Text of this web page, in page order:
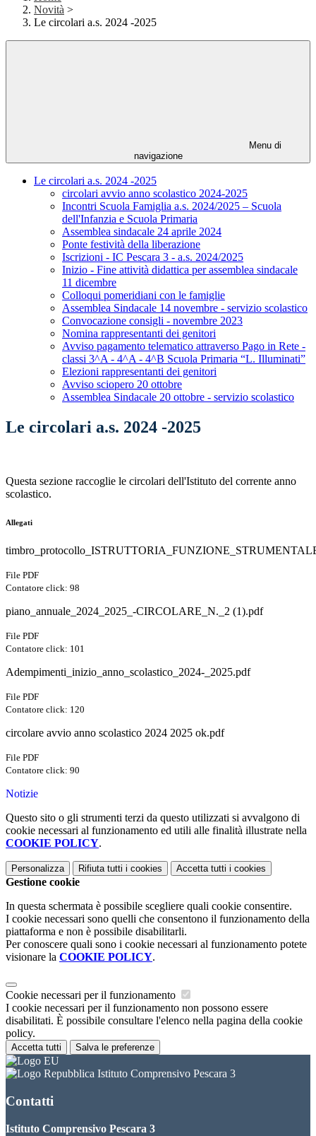
Novità >
Le circolari a.s. 2024 -2025
Menu di
navigazione
Le circolari a.s. 2024 -2025
circolari avvio anno scolastico 2024-2025
Incontri Scuola Famiglia a.s. 2024/2025 – Scuola
dell'Infanzia e Scuola Primaria
Assemblea sindacale 24 aprile 2024
Ponte festività della liberazione
Iscrizioni - IC Pescara 3 - a.s. 2024/2025
Inizio - Fine attività didattica per assemblea sindacale
11 dicembre
Colloqui pomeridiani con le famiglie
Assemblea Sindacale 14 novembre - servizio scolastico
Convocazione consigli - novembre 2023
Nomina rappresentanti dei genitori
Avviso pagamento telematico attraverso Pago in Rete -
classi 3^A - 4^A - 4^B Scuola Primaria “L. Illuminati”
Elezioni rappresentanti dei genitori
Avviso sciopero 20 ottobre
Assemblea Sindacale 20 ottobre - servizio scolastico
Le circolari a.s. 2024 -2025
Questa sezione raccoglie le circolari dell'Istituto del corrente anno
scolastico.
Allegati
File PDF
Contatore click: 98
piano_annuale_2024_2025_-CIRCOLARE_N._2 (1).pdf
File PDF
Contatore click: 101
Adempimenti_inizio_anno_scolastico_2024-_2025.pdf
File PDF
Contatore click: 120
circolare avvio anno scolastico 2024 2025 ok.pdf
File PDF
Contatore click: 90
Notizie
Questo sito o gli strumenti terzi da questo utilizzati si avvalgono di
cookie necessari al funzionamento ed utili alle finalità illustrate nella
COOKIE POLICY.
Personalizza Rifiuta tutti i cookies Accetta tutti i cookies
Gestione cookie
In questa schermata è possibile scegliere quali cookie consentire.
I cookie necessari sono quelli che consentono il funzionamento della
piattaforma e non è possibile disabilitarli.
Per conoscere quali sono i cookie necessari al funzionamento potete
visionare la COOKIE POLICY.
Cookie necessari per il funzionamento
I cookie necessari per il funzionamento non possono essere
disabilitati. È possibile consultare l'elenco nella pagina della cookie
policy.
Accetta tutti Salva le preferenze
Istituto Comprensivo Pescara 3
Contatti
Istituto Comprensivo Pescara 3